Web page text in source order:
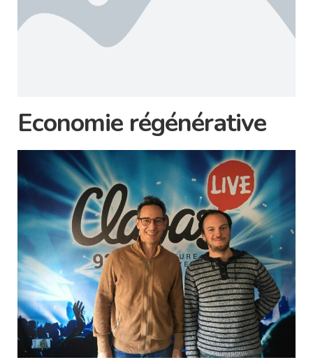
Economie régénérative